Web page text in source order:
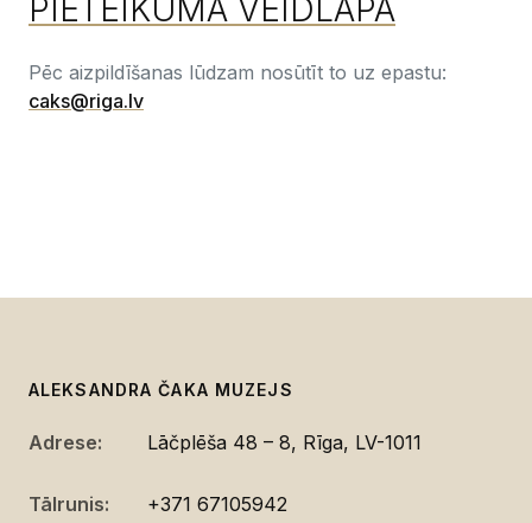
PIETEIKUMA VEIDLAPA
Pēc aizpildīšanas lūdzam nosūtīt to uz epastu:
caks@riga.lv
ALEKSANDRA ČAKA MUZEJS
Adrese: Lāčplēša 48 – 8, Rīga, LV-1011
Tālrunis:
+371 67105942